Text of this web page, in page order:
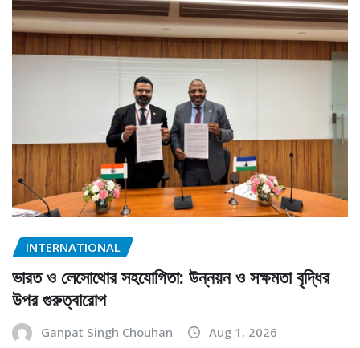
INTERNATIONAL
ভারত ও লেসোথোর সহযোগিতা: উন্নয়ন ও সক্ষমতা বৃদ্ধির
উপর গুরুত্বারোপ
Ganpat Singh Chouhan Aug 1, 2026